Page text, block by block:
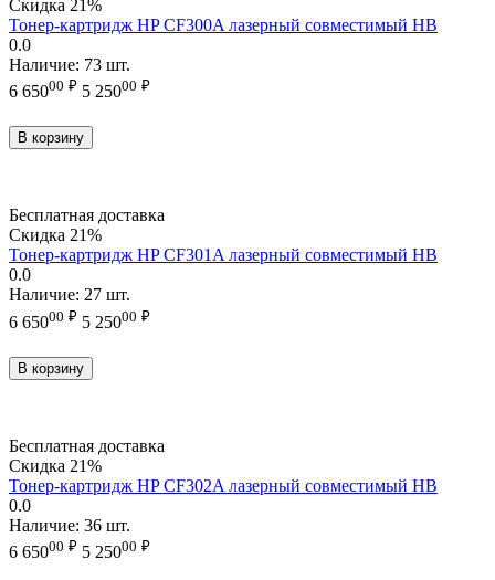
Скидка 21%
Тонер-картридж HP CF300A лазерный совместимый HB
0.0
Наличие: 73 шт.
6 65000 ₽ 5 25000 ₽
В корзину
Бесплатная доставка
Скидка 21%
Тонер-картридж HP CF301A лазерный совместимый HB
0.0
Наличие: 27 шт.
6 65000 ₽ 5 25000 ₽
В корзину
Бесплатная доставка
Скидка 21%
Тонер-картридж HP CF302A лазерный совместимый HB
0.0
Наличие: 36 шт.
6 65000 ₽ 5 25000 ₽